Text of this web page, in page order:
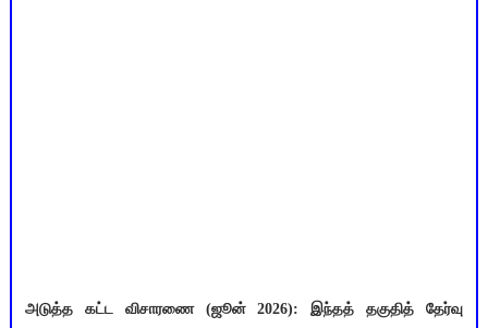
அடுத்த கட்ட விசாரணை (ஜூன் 2026): இந்தத் தகுதித் தேர்வு